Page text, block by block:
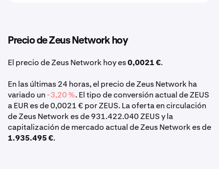
Precio de Zeus Network hoy
El precio de Zeus Network hoy es0,0021 €.
En las últimas 24 horas, el precio de Zeus Network ha
variado un-3,20 %. El tipo de conversión actual de ZEUS
a EUR es de 0,0021 € por ZEUS. La oferta en circulación
de Zeus Network es de 931.422.040 ZEUS y la
capitalización de mercado actual de Zeus Network es de
1.935.495 €.